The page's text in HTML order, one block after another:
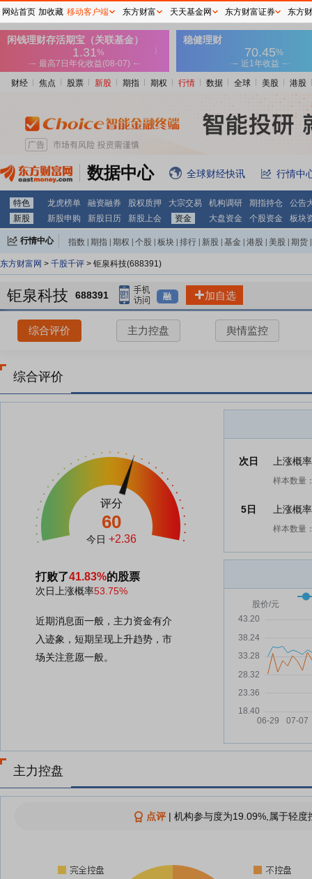
财经 焦点 股票 新股 期指 期权 行情 数据 全球 美股 港股
数据中心 全球财经快讯 行情中
特色 龙虎榜单 融资融券 股权质押 大宗交易 机构调研 期指持仓
公告
新股
新股申购 新股日历 新股上会 资金 大盘资金 个股资金 板块
行情中心 指数 期指 期权 个股 板块 排行 新股 基金 港股 美股 期货
东方财富网 > 千股千评 > 钜泉科技(688391)
钜泉科技 688391 融 加自选
综合评价 主力控盘 舆情监控
综合评价
评分
60
今日 +2.36
打败了41.83%的股票
次日上涨概率53.75%
近期消息面一般，主力资金有介
入迹象，短期呈现上升趋势，市
场关注意愿一般。
次日 上涨概
样本数量
5日 上涨概
样本数量
主力控盘
点评| 机构参与度为19.09%,属于轻
网站首页 加收藏 移动客户端 东方财富 天天基金网 东方财富证券 东方